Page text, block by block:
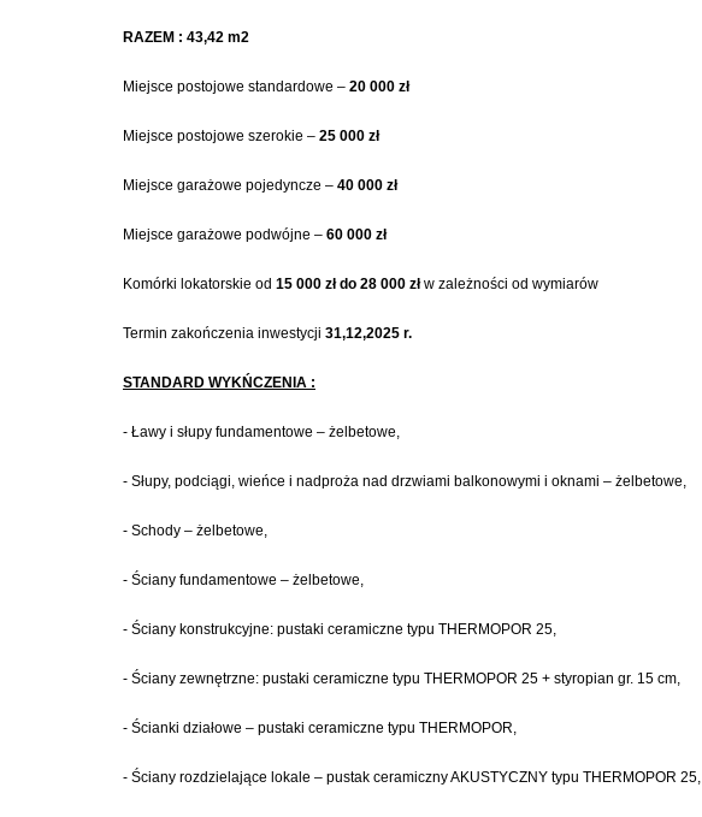
RAZEM : 43,42 m2
Miejsce postojowe standardowe – 20 000 zł
Miejsce postojowe szerokie – 25 000 zł
Miejsce garażowe pojedyncze – 40 000 zł
Miejsce garażowe podwójne – 60 000 zł
Komórki lokatorskie od 15 000 zł do 28 000 złw zależności od wymiarów
Termin zakończenia inwestycji 31,12,2025 r.
STANDARD WYKŃCZENIA :
- Ławy i słupy fundamentowe – żelbetowe,
- Słupy, podciągi, wieńce i nadproża nad drzwiami balkonowymi i oknami – żelbetowe,
- Schody – żelbetowe,
- Ściany fundamentowe – żelbetowe,
- Ściany konstrukcyjne: pustaki ceramiczne typu THERMOPOR 25,
- Ściany zewnętrzne: pustaki ceramiczne typu THERMOPOR 25 + styropian gr. 15 cm,
- Ścianki działowe – pustaki ceramiczne typu THERMOPOR,
- Ściany rozdzielające lokale – pustak ceramiczny AKUSTYCZNY typu THERMOPOR 25,